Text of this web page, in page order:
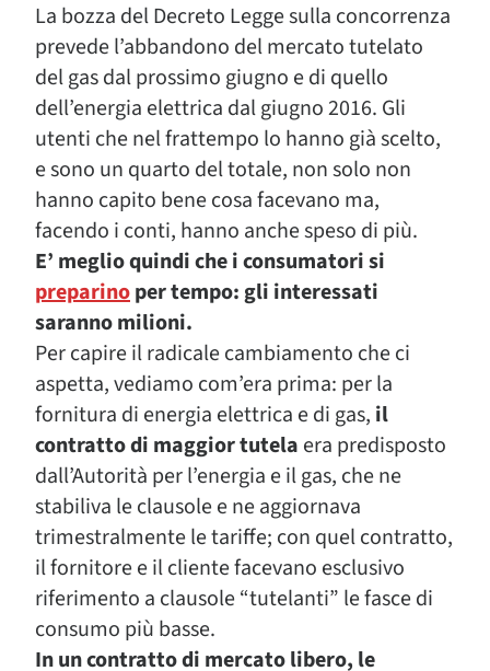
La bozza del Decreto Legge sulla concorrenza
prevede l’abbandono del mercato tutelato
del gas dal prossimo giugno e di quello
dell’energia elettrica dal giugno 2016. Gli
utenti che nel frattempo lo hanno già scelto,
e sono un quarto del totale, non solo non
hanno capito bene cosa facevano ma,
facendo i conti, hanno anche speso di più.
E’ meglio quindi che i consumatori si
preparinoper tempo: gli interessati
saranno milioni.
Per capire il radicale cambiamento che ci
aspetta, vediamo com’era prima: per la
fornitura di energia elettrica e di gas, il
contratto di maggior tutela era predisposto
dall’Autorità per l’energia e il gas, che ne
stabiliva le clausole e ne aggiornava
trimestralmente le tariffe; con quel contratto,
il fornitore e il cliente facevano esclusivo
riferimento a clausole “tutelanti” le fasce di
consumo più basse.
In un contratto di mercato libero, le